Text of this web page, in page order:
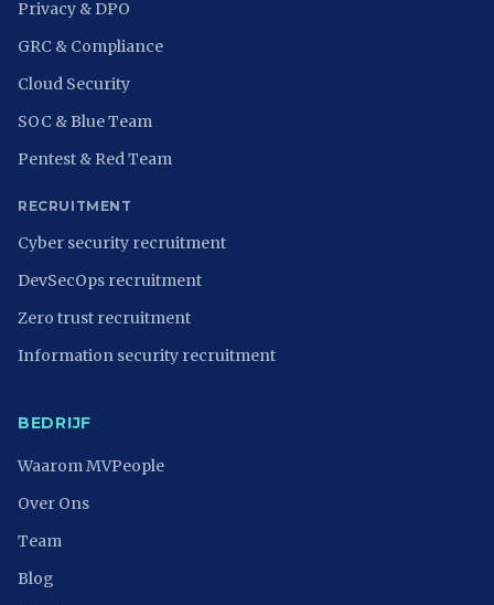
Privacy & DPO
GRC & Compliance
Cloud Security
SOC & Blue Team
Pentest & Red Team
RECRUITMENT
Cyber security recruitment
DevSecOps recruitment
Zero trust recruitment
Information security recruitment
BEDRIJF
Waarom MVPeople
Over Ons
Team
Blog